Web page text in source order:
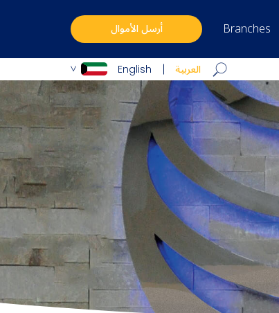
أرسل الأموال Branches
العربية English